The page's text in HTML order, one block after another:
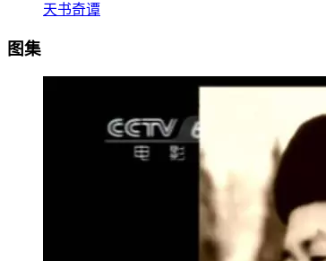
天书奇谭
图集